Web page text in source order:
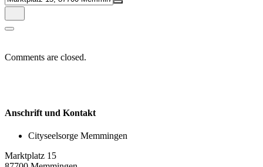
Comments are closed.
Anschrift und Kontakt
Cityseelsorge Memmingen
Marktplatz 15